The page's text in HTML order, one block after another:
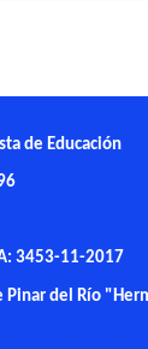
de Educación
3453-11-2017
del Río